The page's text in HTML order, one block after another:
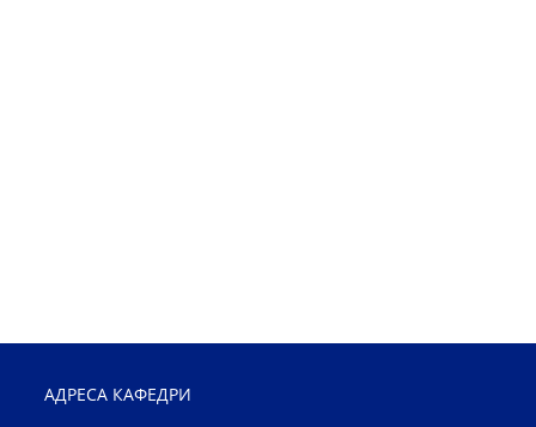
АДРЕСА КАФЕДРИ